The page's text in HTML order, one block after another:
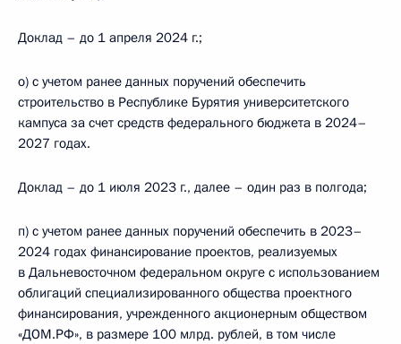
Доклад – до 1 апреля 2024 г.;
о) с учетом ранее данных поручений обеспечить
строительство в Республике Бурятия университетского
кампуса за счет средств федерального бюджета в 2024–
2027 годах.
Доклад – до 1 июля 2023 г., далее – один раз в полгода;
п) с учетом ранее данных поручений обеспечить в 2023–
2024 годах финансирование проектов, реализуемых
в Дальневосточном федеральном округе с использованием
облигаций специализированного общества проектного
финансирования, учрежденного акционерным обществом
«ДОМ.РФ», в размере 100 млрд. рублей, в том числе